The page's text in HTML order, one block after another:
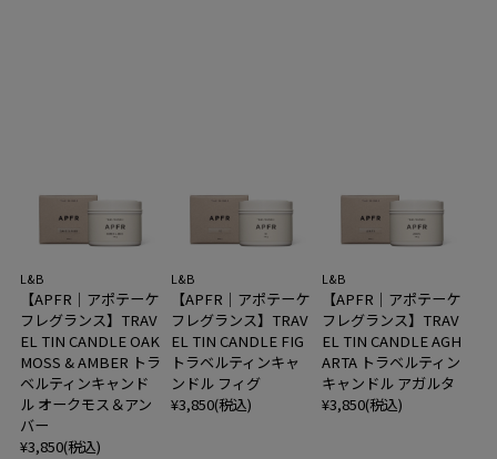
L&B
【APFR｜アポテーケ
フレグランス】TRAV
EL TIN CANDLE OAK
MOSS & AMBER トラ
ベルティンキャンド
ル オークモス＆アン
バー
¥3,850(税込)
L&B
【APFR｜アポテーケ
フレグランス】TRAV
EL TIN CANDLE FIG
トラベルティンキャ
ンドル フィグ
¥3,850(税込)
L&B
【APFR｜アポテーケ
フレグランス】TRAV
EL TIN CANDLE AGH
ARTA トラベルティン
キャンドル アガルタ
¥3,850(税込)